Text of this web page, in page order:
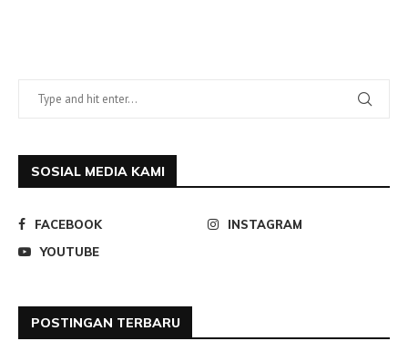
SOSIAL MEDIA KAMI
FACEBOOK
INSTAGRAM
YOUTUBE
POSTINGAN TERBARU